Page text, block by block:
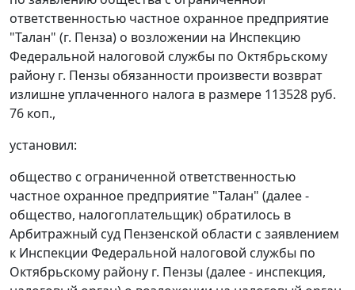
ответственностью частное охранное предприятие
"Талан" (г. Пенза) о возложении на Инспекцию
Федеральной налоговой службы по Октябрьскому
району г. Пензы обязанности произвести возврат
излишне уплаченного налога в размере 113528 руб.
76 коп.,
установил:
общество с ограниченной ответственностью
частное охранное предприятие "Талан" (далее -
общество, налогоплательщик) обратилось в
Арбитражный суд Пензенской области с заявлением
к Инспекции Федеральной налоговой службы по
Октябрьскому району г. Пензы (далее - инспекция,